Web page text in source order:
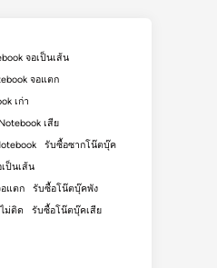
จอเป็นเส้น
จอแตก
เก่า
เสีย
รับซื้อซากโน๊ตบุ๊ค
ป็นเส้น
แตก
รับซื้อโน๊ตบุ๊คพัง
ม่ติด
รับซื้อโน๊ตบุ๊คเสีย